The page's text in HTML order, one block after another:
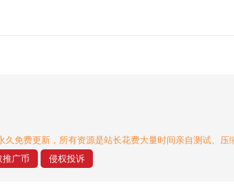
久免费更新，所有资源是站长花费大量时间亲自测试、
推广币 侵权投诉